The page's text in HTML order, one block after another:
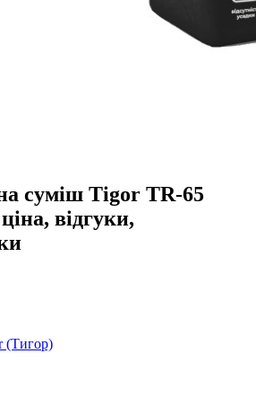
суміш Tigor TR-65
відгуки,
(Тигор)